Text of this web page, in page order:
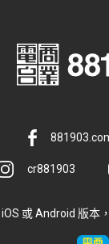
cr881903
或 Android 版本